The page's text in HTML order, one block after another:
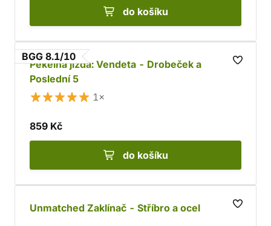
do košíku
BGG 8.1/10
Pekelná jízda: Vendeta - Drobeček a
Poslední 5
1×
859 Kč
do košíku
Unmatched Zaklínač - Stříbro a ocel